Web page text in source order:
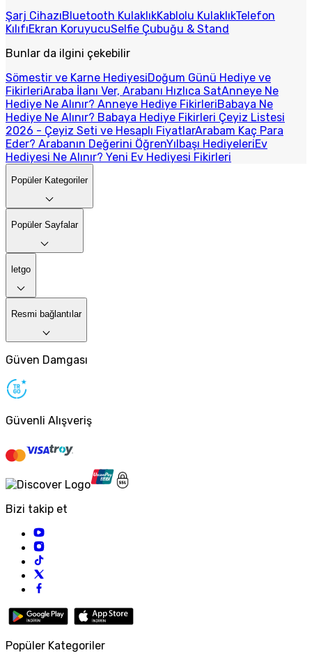
Şarj CihazıBluetooth KulaklıkKablolu KulaklıkTelefon
KılıfıEkran KoruyucuSelfie Çubuğu & Stand
Bunlar da ilgini çekebilir
Sömestir ve Karne HediyesiDoğum Günü Hediye ve
FikirleriAraba İlanı Ver, Arabanı Hızlıca SatAnneye Ne
Hediye Ne Alınır? Anneye Hediye FikirleriBabaya Ne
Hediye Ne Alınır? Babaya Hediye Fikirleri Çeyiz Listesi
2026 - Çeyiz Seti ve Hesaplı FiyatlarArabam Kaç Para
Eder? Arabanın Değerini ÖğrenYılbaşı HediyeleriEv
Hediyesi Ne Alınır? Yeni Ev Hediyesi Fikirleri
Popüler Kategoriler
Popüler Sayfalar
letgo
Resmi bağlantılar
Güven Damgası
Güvenli Alışveriş
Bizi takip et
Popüler Kategoriler